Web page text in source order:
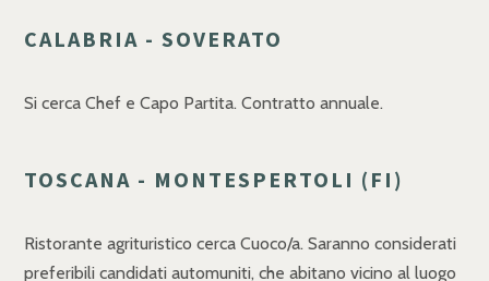
CALABRIA - SOVERATO
Si cerca Chef e Capo Partita. Contratto annuale.
TOSCANA - MONTESPERTOLI (FI)
Ristorante agrituristico cerca Cuoco/a. Saranno considerati
preferibili candidati automuniti, che abitano vicino al luogo